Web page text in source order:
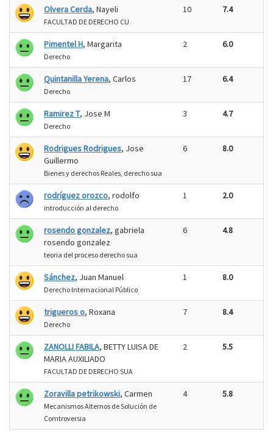
Olvera Cerda, Nayeli
FACULTAD DE DERECHO CU
10 7.4
Pimentel H, Margarita
Derecho
2 6.0
Quintanilla Yerena, Carlos
Derecho
17 6.4
Ramirez T, Jose M
Derecho
3 4.7
Rodrigues Rodrigues, Jose
Guillermo
Bienes y derechos Reales, derecho sua
6 8.0
rodríguez orozco, rodolfo
introducción al derecho
1 2.0
rosendo gonzalez, gabriela
rosendo gonzalez
teoria del proceso derecho sua
6 4.8
Sánchez, Juan Manuel
Derecho Internacional Público
1 8.0
trigueros o, Roxana
Derecho
7 8.4
ZANOLLI FABILA, BETTY LUISA DE
MARIA AUXILIADO
FACULTAD DE DERECHO SUA
2 5.5
Zoravilla petrikowski, Carmen
Mecanismos Alternos de Solución de
Comtroversia
4 5.8